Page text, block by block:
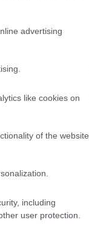
advertising
like cookies on
of the website
including
user protection.